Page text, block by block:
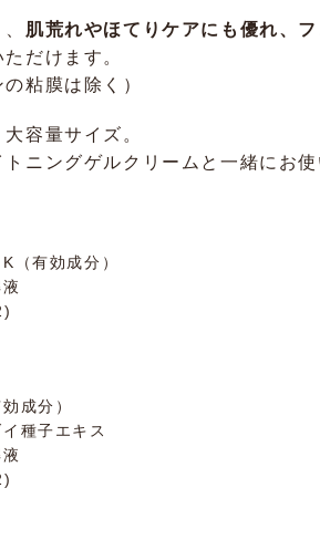
肌荒れやほてりケアにも優れ、
だけます。
粘膜は除く）
容量サイズ。
ニングゲルクリームと一緒にお使
（有効成分）
成分）
種子エキス